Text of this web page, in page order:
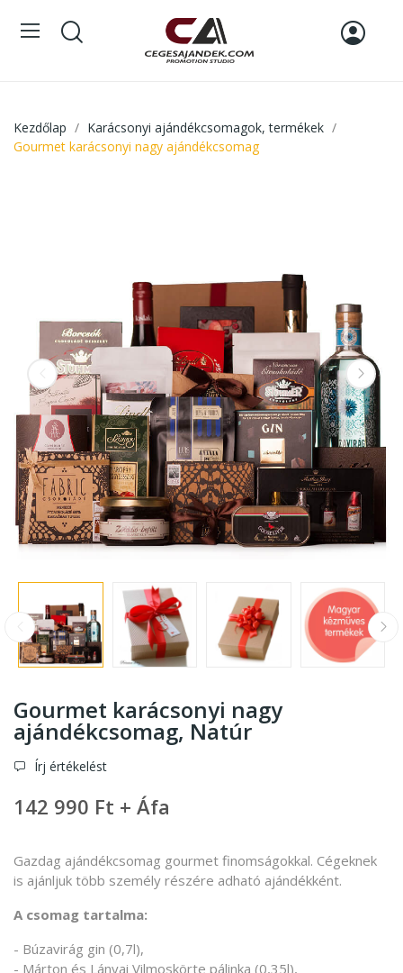
Kezdőlap
Karácsonyi ajándékcsomagok, termékek
Gourmet karácsonyi nagy ajándékcsomag
Gourmet karácsonyi nagy
ajándékcsomag, Natúr
Írj értékelést
142 990 Ft + Áfa
Gazdag ajándékcsomag gourmet finomságokkal. Cégeknek
is ajánljuk több személy részére adható ajándékként.
A csomag tartalma:
- Búzavirág gin (0,7l),
- Márton és Lányai Vilmoskörte pálinka (0,35l),